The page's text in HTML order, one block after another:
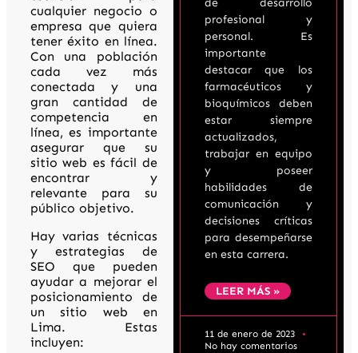
cualquier negocio o
empresa que quiera
tener éxito en línea.
Con una población
cada vez más
conectada y una
gran cantidad de
competencia en
línea, es importante
asegurar que su
sitio web es fácil de
encontrar y
relevante para su
público objetivo.
Hay varias técnicas
y estrategias de
SEO que pueden
ayudar a mejorar el
posicionamiento de
un sitio web en
Lima. Estas
incluyen:
de desarrollo
profesional y
personal. Es
importante
destacar que los
farmacéuticos y
bioquímicos deben
estar siempre
actualizados,
trabajar en equipo
y poseer
habilidades de
comunicación y
decisiones críticas
para desempeñarse
en esta carrera.
LEER MÁS »
11 de enero de 2023
No hay comentarios